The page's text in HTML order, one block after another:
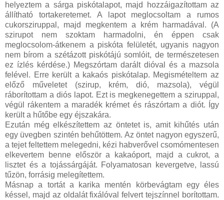
helyeztem a sárga piskótalapot, majd hozzáigazítottam az
állítható tortakeretemet. A lapot meglocsoltam a rumos
cukorsziruppal, majd megkentem a krém harmadával. (A
szirupot nem szoktam harmadolni, én éppen csak
meglocsolom-átkenem a piskóta felületét, ugyanis nagyon
nem bírom a szétázott piskótájú somlóit, de természetesen
ez ízlés kérdése.) Megszórtam darált dióval és a mazsola
felével. Erre került a kakaós piskótalap. Megismételtem az
előző műveletet (szirup, krém, dió, mazsola), végül
ráborítottam a diós lapot. Ezt is megkenegettem a sziruppal,
végül rákentem a maradék krémet és rászórtam a diót. Így
került a hűtőbe egy éjszakára.
Ezután még elkészítettem az öntetet is, amit kihűtés után
egy üvegben szintén behűtöttem. Az öntet nagyon egyszerű,
a tejet feltettem melegedni, kézi habverővel csomómentesen
elkevertem benne először a kakaóport, majd a cukrot, a
lisztet és a tojássárgáját. Folyamatosan kevergetve, lassú
tűzön, forrásig melegítettem.
Másnap a tortát a karika mentén körbevágtam egy éles
késsel, majd az oldalát fixálóval felvert tejszínnel borítottam.